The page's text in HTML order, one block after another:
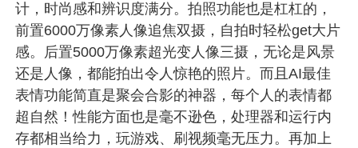
计，时尚感和辨识度满分。拍照功能也是杠杠的，
前置6000万像素人像追焦双摄，自拍时轻松get大片
感。后置5000万像素超光变人像三摄，无论是风景
还是人像，都能拍出令人惊艳的照片。而且AI最佳
表情功能简直是聚会合影的神器，每个人的表情都
超自然！性能方面也是毫不逊色，处理器和运行内
存都相当给力，玩游戏、刷视频毫无压力。再加上